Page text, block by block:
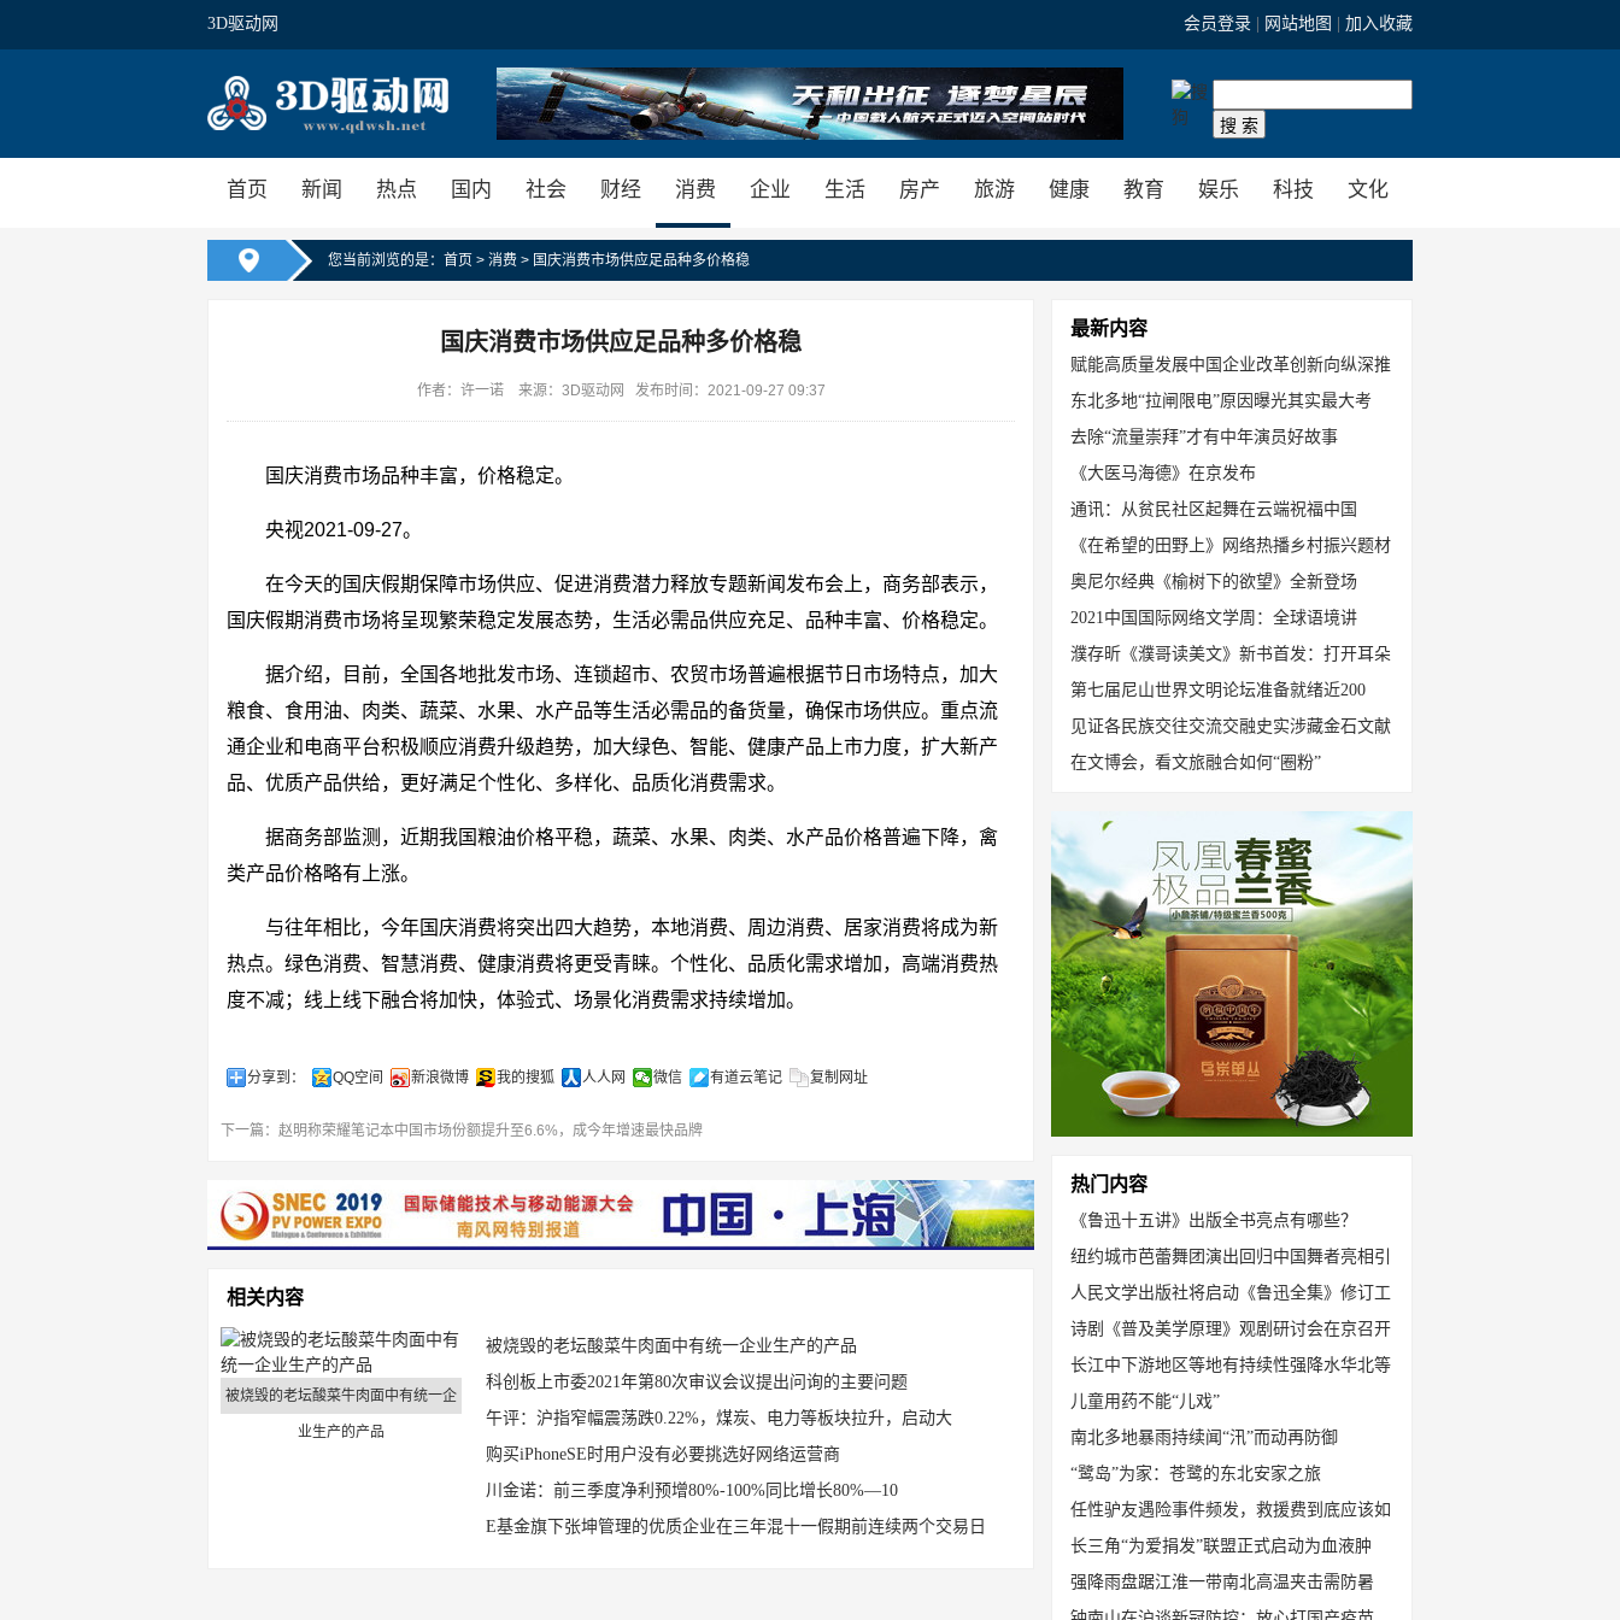
3D驱动网 会员登录 网站地图 加入收藏
首页 新闻 热点 国内 社会 财经 消费 企业 生活 房产 旅游 健康 教育 娱乐 科技 文化
您当前浏览的是： 首页 > 消费 > 国庆消费市场供应足品种多价格稳
国庆消费市场供应足品种多价格稳
作者：许一诺 来源：3D驱动网 发布时间：2021-09-27 09:37
国庆消费市场品种丰富，价格稳定。
央视2021-09-27。
在今天的国庆假期保障市场供应、促进消费潜力释放专题新闻发布会上，商务部表示，
国庆假期消费市场将呈现繁荣稳定发展态势，生活必需品供应充足、品种丰富、价格稳定。
据介绍，目前，全国各地批发市场、连锁超市、农贸市场普遍根据节日市场特点，加大
粮食、食用油、肉类、蔬菜、水果、水产品等生活必需品的备货量，确保市场供应。重点流
通企业和电商平台积极顺应消费升级趋势，加大绿色、智能、健康产品上市力度，扩大新产
品、优质产品供给，更好满足个性化、多样化、品质化消费需求。
据商务部监测，近期我国粮油价格平稳，蔬菜、水果、肉类、水产品价格普遍下降，禽
类产品价格略有上涨。
与往年相比，今年国庆消费将突出四大趋势，本地消费、周边消费、居家消费将成为新
热点。绿色消费、智慧消费、健康消费将更受青睐。个性化、品质化需求增加，高端消费热
度不减；线上线下融合将加快，体验式、场景化消费需求持续增加。
分享到： QQ空间 新浪微博 我的搜狐 人人网 微信 有道云笔记 复制网址
下一篇： 赵明称荣耀笔记本中国市场份额提升至6.6%，成今年增速最快品牌
相关内容
被烧毁的老坛酸菜牛肉面中有统一企
业生产的产品
被烧毁的老坛酸菜牛肉面中有统一企业生产的产品
科创板上市委2021年第80次审议会议提出问询的主要问题
午评：沪指窄幅震荡跌0.22%，煤炭、电力等板块拉升，启动大
购买iPhoneSE时用户没有必要挑选好网络运营商
川金诺：前三季度净利预增80%-100%同比增长80%—10
E基金旗下张坤管理的优质企业在三年混十一假期前连续两个交易日
最新内容
赋能高质量发展中国企业改革创新向纵深推
东北多地“拉闸限电”原因曝光其实最大考
去除“流量崇拜”才有中年演员好故事
《大医马海德》在京发布
通讯：从贫民社区起舞在云端祝福中国
《在希望的田野上》网络热播乡村振兴题材
奥尼尔经典《榆树下的欲望》全新登场
2021中国国际网络文学周：全球语境讲
濮存昕《濮哥读美文》新书首发：打开耳朵
第七届尼山世界文明论坛准备就绪近200
见证各民族交往交流交融史实涉藏金石文献
在文博会，看文旅融合如何“圈粉”
热门内容
《鲁迅十五讲》出版全书亮点有哪些？
纽约城市芭蕾舞团演出回归中国舞者亮相引
人民文学出版社将启动《鲁迅全集》修订工
诗剧《普及美学原理》观剧研讨会在京召开
长江中下游地区等地有持续性强降水华北等
儿童用药不能“儿戏”
南北多地暴雨持续闻“汛”而动再防御
“鹭岛”为家：苍鹭的东北安家之旅
任性驴友遇险事件频发，救援费到底应该如
长三角“为爱捐发”联盟正式启动为血液肿
强降雨盘踞江淮一带南北高温夹击需防暑